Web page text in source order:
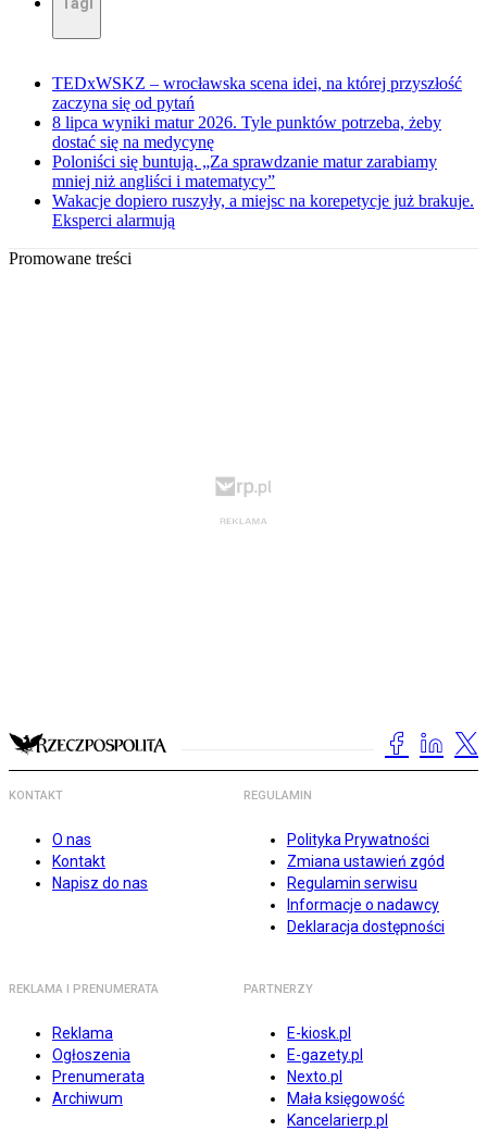
TEDxWSKZ – wrocławska scena idei, na której przyszłość
zaczyna się od pytań
8 lipca wyniki matur 2026. Tyle punktów potrzeba, żeby
dostać się na medycynę
Poloniści się buntują. „Za sprawdzanie matur zarabiamy
mniej niż angliści i matematycy”
Wakacje dopiero ruszyły, a miejsc na korepetycje już brakuje.
Eksperci alarmują
Promowane treści
KONTAKT
O nas
Kontakt
Napisz do nas
REGULAMIN
Polityka Prywatności
Zmiana ustawień zgód
Regulamin serwisu
Informacje o nadawcy
Deklaracja dostępności
REKLAMA I PRENUMERATA
Reklama
Ogłoszenia
Prenumerata
Archiwum
PARTNERZY
E-kiosk.pl
E-gazety.pl
Nexto.pl
Mała księgowość
Kancelarierp.pl